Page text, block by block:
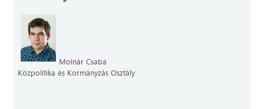
Molnár Csaba
Közpolitika és Kormányzás Osztály